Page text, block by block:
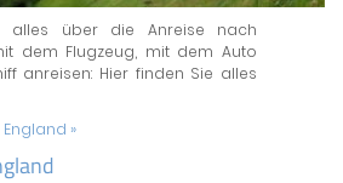
alles über die Anreise nach
dem Flugzeug, mit dem Auto
anreisen: Hier finden Sie alles
»